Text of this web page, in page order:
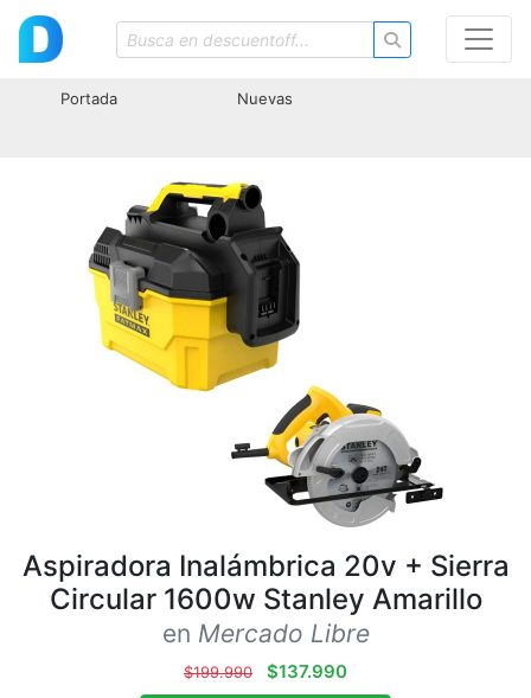
Portada Nuevas
Aspiradora Inalámbrica 20v + Sierra
Circular 1600w Stanley Amarillo
en Mercado Libre
$199.990 $137.990